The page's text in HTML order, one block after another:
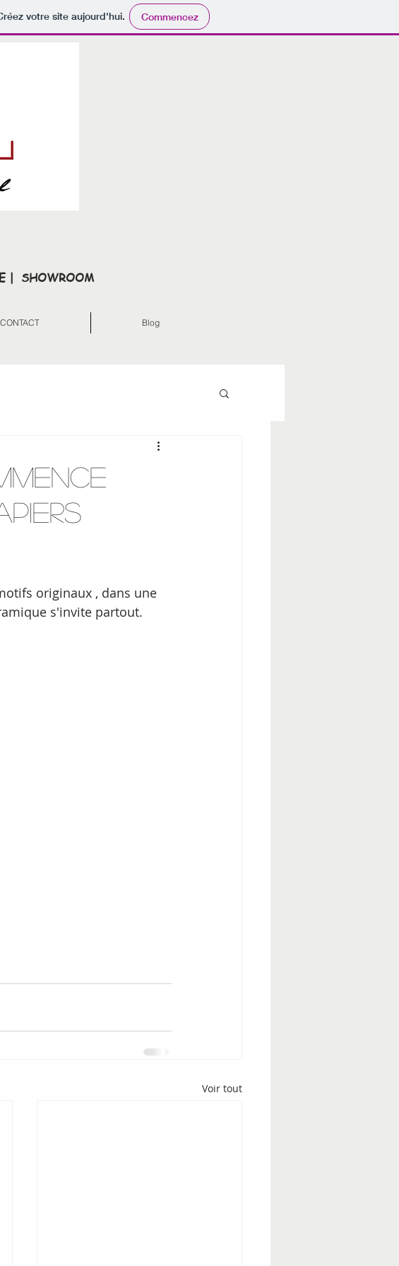
votre site aujourd'hui. Commencez
| SHOWROOM
CONTACT Blog
originaux , dans une
s'invite partout.
Voir tout